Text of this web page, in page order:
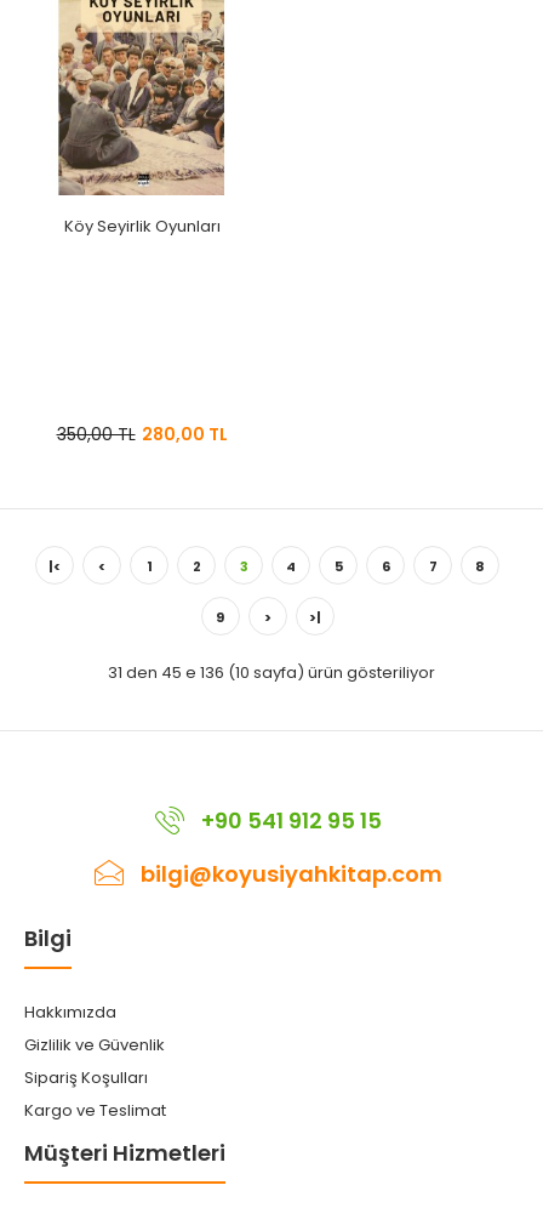
Köy Seyirlik Oyunları
350,00 TL 280,00 TL
|< < 1 2 3 4 5 6 7 8
9 > >|
31 den 45 e 136 (10 sayfa) ürün gösteriliyor
+90 541 912 95 15
bilgi@koyusiyahkitap.com
Bilgi
Hakkımızda
Gizlilik ve Güvenlik
Sipariş Koşulları
Kargo ve Teslimat
Müşteri Hizmetleri